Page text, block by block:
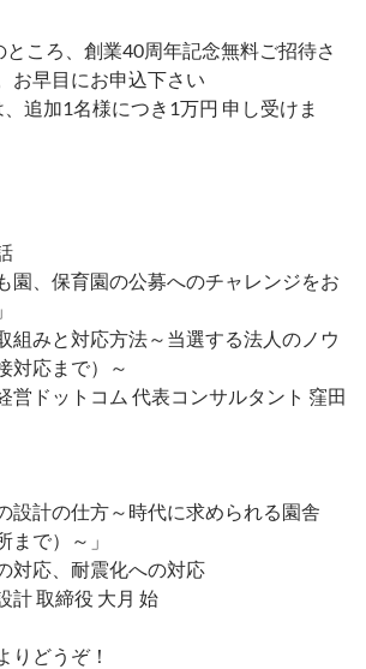
ころ、創業40周年記念無料ご招待さ
お早目にお申込下さい
追加1名様につき1万円 申し受けま
園、保育園の公募へのチャレンジをお
組みと対応方法～当選する法人のノウ
対応まで）～
営ドットコム 代表コンサルタント 窪田
設計の仕方～時代に求められる園舎
まで）～」
対応、耐震化への対応
計 取締役 大月 始
りどうぞ！